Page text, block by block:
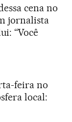
cena no
jornalista
“Você
feira no
local: